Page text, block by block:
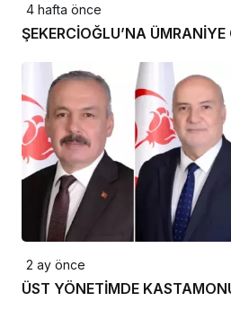
4 hafta önce
ŞEKERCİOĞLU’NA ÜMRANİYE
2 ay önce
ÜST YÖNETİMDE